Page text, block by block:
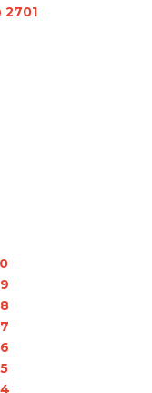
2701